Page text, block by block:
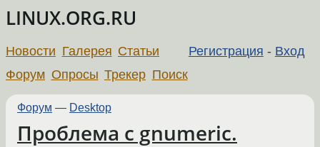
LINUX.ORG.RU
Регистрация - Вход
Новости Галерея Статьи
Форум Опросы Трекер Поиск
Форум — Desktop
Проблема с gnumeric.